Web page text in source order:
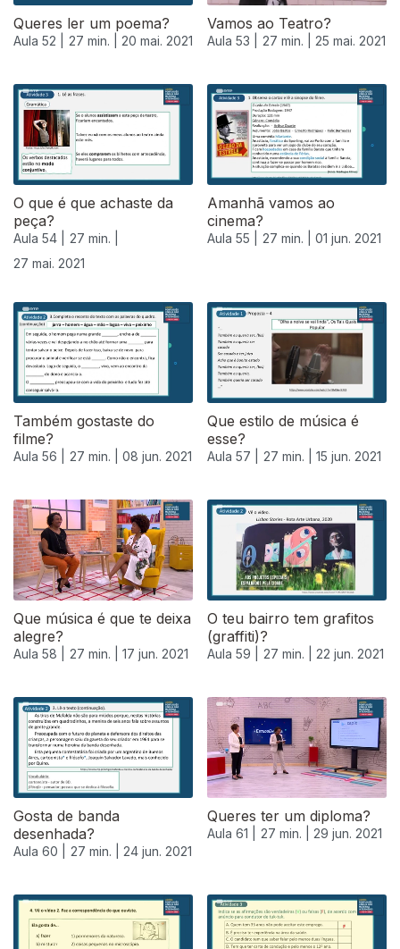
Queres ler um poema?
Aula 52 | 27 min. | 20 mai. 2021
Vamos ao Teatro?
Aula 53 | 27 min. | 25 mai. 2021
O que é que achaste da
peça?
Aula 54 |
27 min. |
27 mai. 2021
Amanhã vamos ao
cinema?
Aula 55 | 27 min. | 01 jun. 2021
Também gostaste do
filme?
Aula 56 | 27 min. | 08 jun. 2021
Que estilo de música é
esse?
Aula 57 | 27 min. | 15 jun. 2021
Que música é que te deixa
alegre?
Aula 58 | 27 min. | 17 jun. 2021
O teu bairro tem grafitos
(graffiti)?
Aula 59 | 27 min. | 22 jun. 2021
552965
Gosta de banda
desenhada?
Aula 60 | 27 min. | 24 jun. 2021
Queres ter um diploma?
Aula 61 | 27 min. | 29 jun. 2021